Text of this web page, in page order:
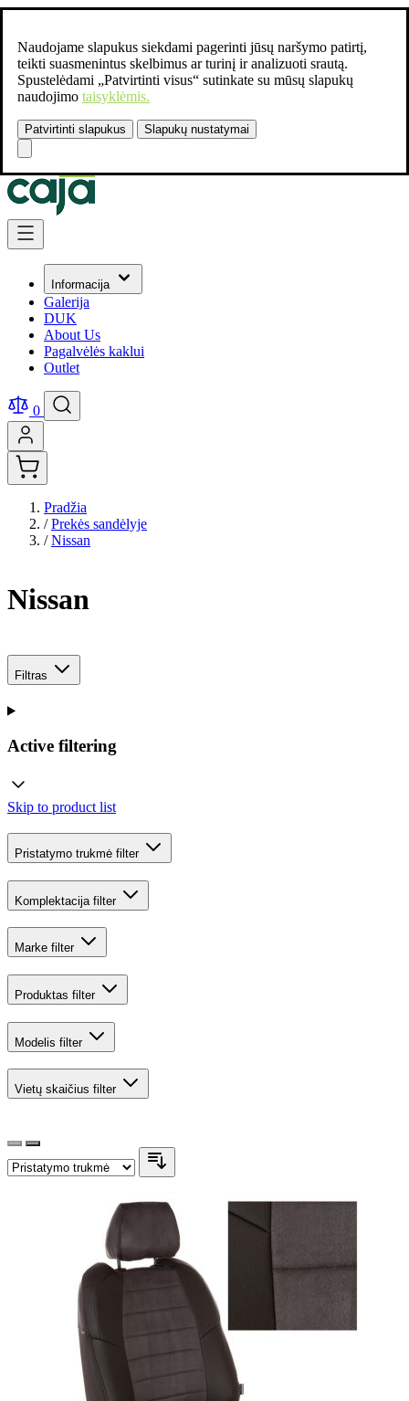
Naudojame slapukus siekdami pagerinti jūsų naršymo patirtį,
teikti suasmenintus skelbimus ar turinį ir analizuoti srautą.
Spustelėdami „Patvirtinti visus“ sutinkate su mūsų slapukų
naudojimo taisyklėmis.
Patvirtinti slapukus Slapukų nustatymai
Susisiekite:
Skip to Content
Informacija
Galerija
DUK
About Us
Pagalvėlės kaklui
Outlet
0
Pradžia
/ Prekės sandėlyje
/ Nissan
Nissan
Filtras
Active filtering
Skip to product list
Pristatymo trukmė filter
Komplektacija filter
Marke filter
Produktas filter
Modelis filter
Vietų skaičius filter